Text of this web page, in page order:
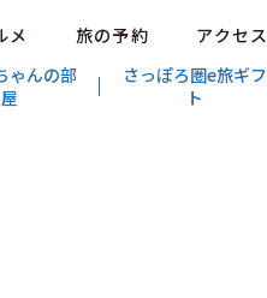
メ 旅の予約
アクセス
ゃんの部
屋
さっぽろ圏e旅ギフ
ト